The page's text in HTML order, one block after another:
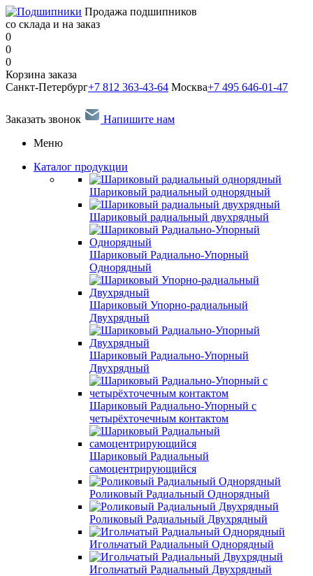
Продажа подшипников
со склада и на заказ
0
0
0
Корзина заказа
Санкт-Петербург+7 812 363-43-64 Москва+7 495 646-01-47
Заказать звонок
Напишите нам
Меню
Каталог продукции
Шариковый радиальный однорядный
Шариковый радиальный двухрядный
Шариковый Радиально-Упорный
Однорядный
Шариковый Упорно-радиальный
Двухрядный
Шариковый Радиально-Упорный
Двухрядный
Шариковый Радиально-Упорный с
четырёхточечным контактом
Шариковый Радиальный
самоцентрирующийся
Роликовый Радиальный Однорядный
Роликовый Радиальный Двухрядный
Игольчатый Радиальный Однорядный
Игольчатый Радиальный Двухрядный